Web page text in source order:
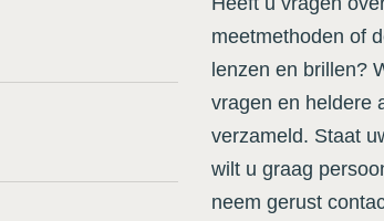
meetmethoden of
lenzen en brillen?
vragen en heldere
verzameld. Staat
wilt u graag
neem gerust